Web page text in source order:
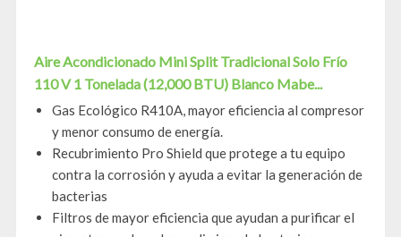
Aire Acondicionado Mini Split Tradicional Solo Frío
110 V 1 Tonelada (12,000 BTU) Blanco Mabe...
Gas Ecológico R410A, mayor eficiencia al compresor
y menor consumo de energía.
Recubrimiento Pro Shield que protege a tu equipo
contra la corrosión y ayuda a evitar la generación de
bacterias
Filtros de mayor eficiencia que ayudan a purificar el